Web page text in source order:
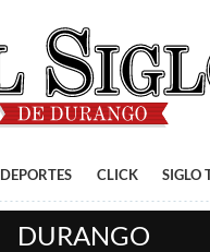
DEPORTES CLICK SIGLO
DURANGO